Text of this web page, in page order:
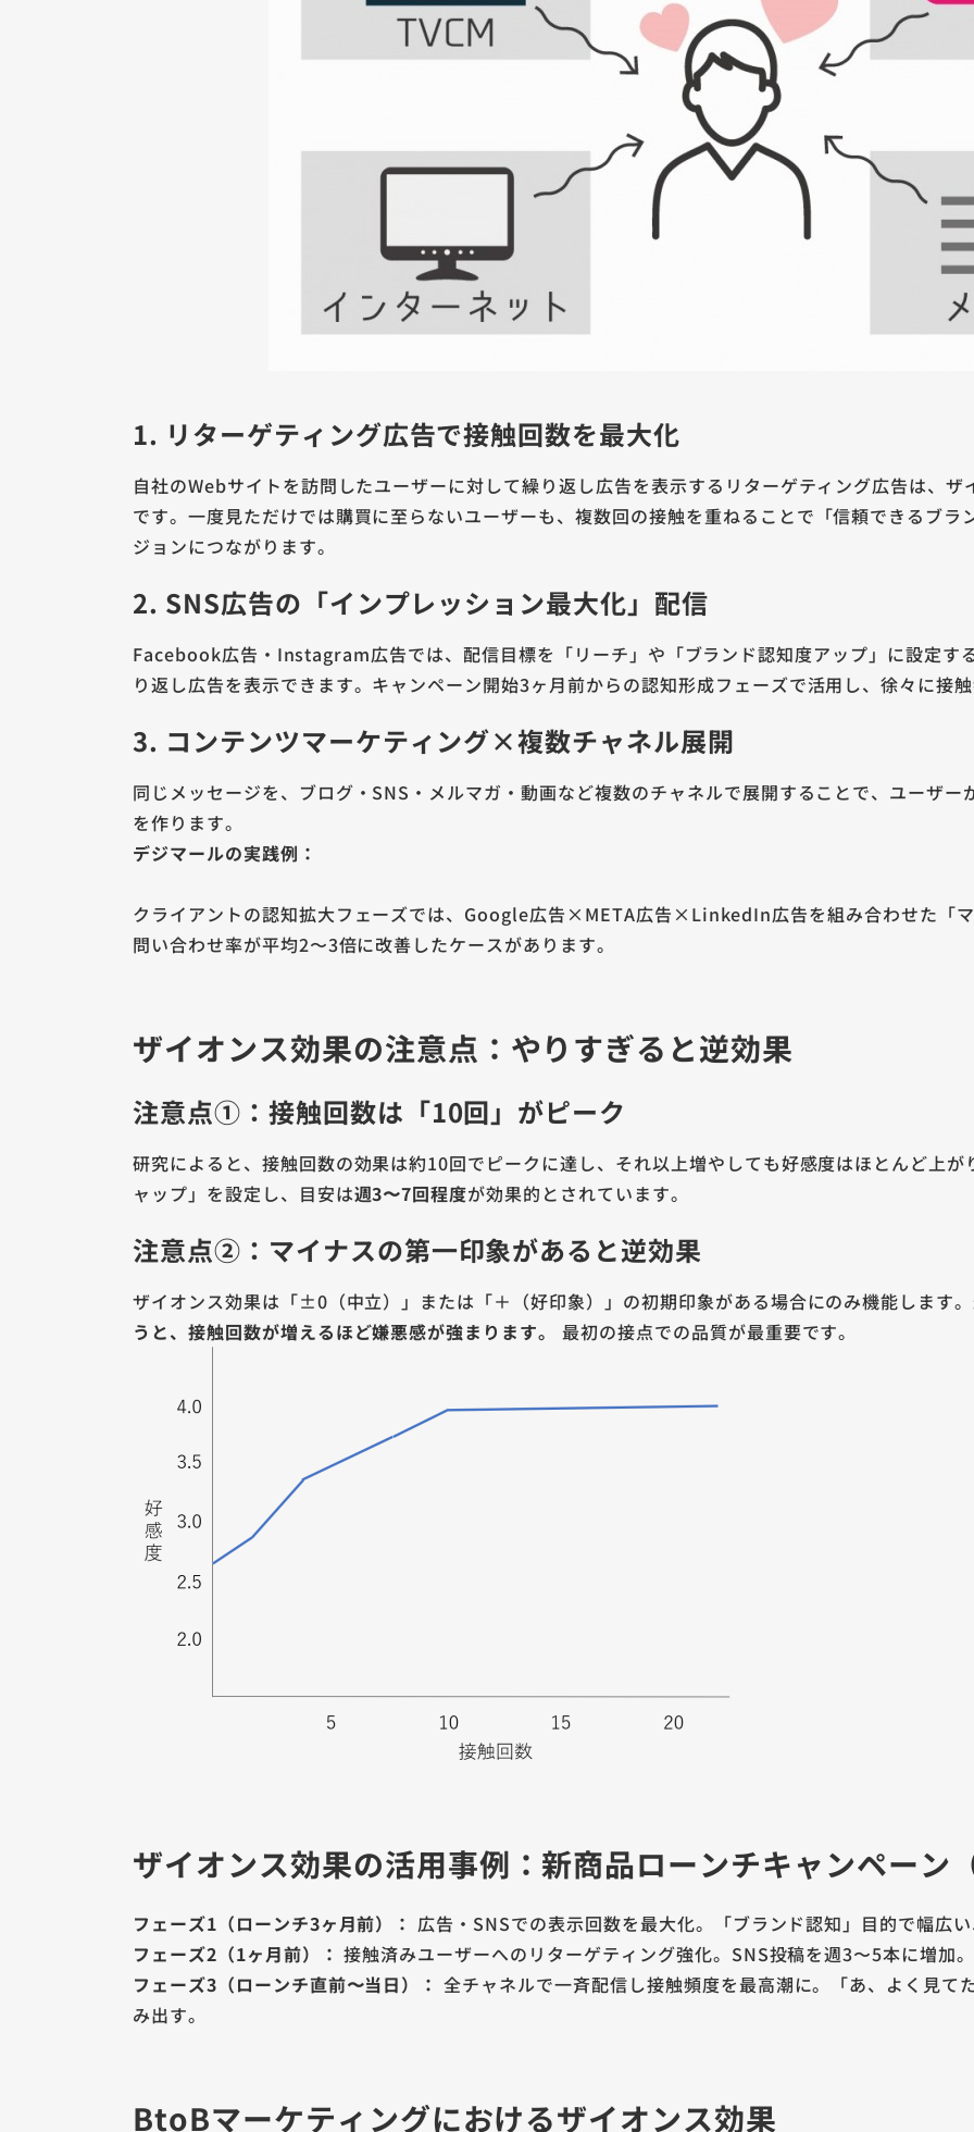
1. リターゲティング広告で接触回数を最大化
自社のWebサイトを訪問したユーザーに対して繰り返し広告を表示するリターゲティング広告は、
です。一度見ただけでは購買に至らないユーザーも、複数回の接触を重ねることで「信頼できるブラ
ジョンにつながります。
2. SNS広告の「インプレッション最大化」配信
Facebook広告・Instagram広告では、配信目標を「リーチ」や「ブランド認知度アップ」に設定す
り返し広告を表示できます。キャンペーン開始3ヶ月前からの認知形成フェーズで活用し、徐々に接
3. コンテンツマーケティング×複数チャネル展開
同じメッセージを、ブログ・SNS・メルマガ・動画など複数のチャネルで展開することで、ユーザ
を作ります。
デジマールの実践例：
クライアントの認知拡大フェーズでは、Google広告×META広告×LinkedIn広告を組み合わせた「
問い合わせ率が平均2〜3倍に改善したケースがあります。
ザイオンス効果の注意点：やりすぎると逆効果
注意点①：接触回数は「10回」がピーク
研究によると、接触回数の効果は約10回でピークに達し、それ以上増やしても好感度はほとんど上
ャップ」を設定し、目安は週3〜7回程度が効果的とされています。
注意点②：マイナスの第一印象があると逆効果
ザイオンス効果は「±0（中立）」または「＋（好印象）」の初期印象がある場合にのみ機能します。
うと、接触回数が増えるほど嫌悪感が強まります。
最初の接点での品質が最重要です。
ザイオンス効果の活用事例：新商品ローンチキャンペーン
フェーズ1（ローンチ3ヶ月前）： 広告・SNSでの表示回数を最大化。「ブランド認知」目的で幅広
フェーズ2（1ヶ月前）： 接触済みユーザーへのリターゲティング強化。SNS投稿を週3〜5本に増加
フェーズ3（ローンチ直前〜当日）： 全チャネルで一斉配信し接触頻度を最高潮に。「あ、よく見て
み出す。
BtoBマーケティングにおけるザイオンス効果